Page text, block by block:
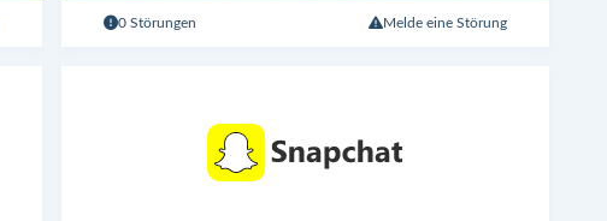
0 Störungen Melde eine Störung